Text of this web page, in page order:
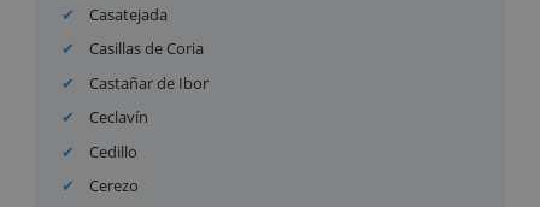
Casatejada
Casillas de Coria
Castañar de Ibor
Ceclavín
Cedillo
Cerezo